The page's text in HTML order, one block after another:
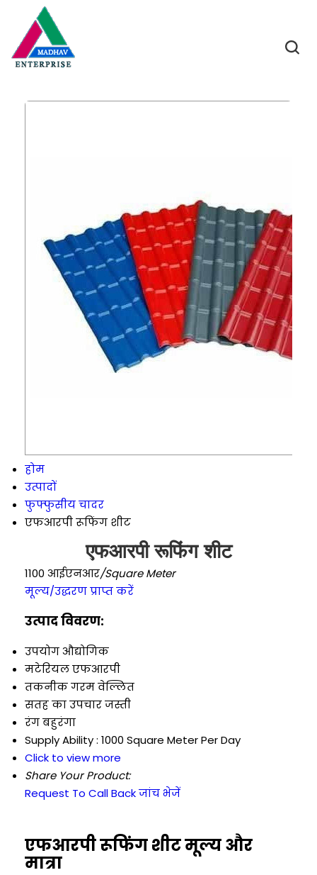
होम
उत्पादों
फुफ्फुसीय चादर
एफआरपी रूफिंग शीट
एफआरपी रूफिंग शीट
1100 आईएनआर/Square Meter
मूल्य/उद्धरण प्राप्त करें
उत्पाद विवरण:
उपयोगऔद्योगिक
मटेरियलएफआरपी
तकनीकगरम वेल्लित
सतह का उपचारजस्ती
रंगबहुरंगा
Supply Ability : 1000 Square Meter Per Day
Click to view more
Share Your Product:
Request To Call Backजांच भेजें
एफआरपी रूफिंग शीट मूल्य और
मात्रा